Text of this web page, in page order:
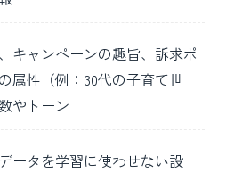
キャンペーンの趣旨、訴求ポ
属性（例：30代の子育て世
やトーン
ータを学習に使わせない設